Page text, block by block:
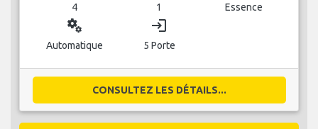
4 1 Essence
miscellaneous_services
Automatique
login
5 Porte
CONSULTEZ LES DÉTAILS...